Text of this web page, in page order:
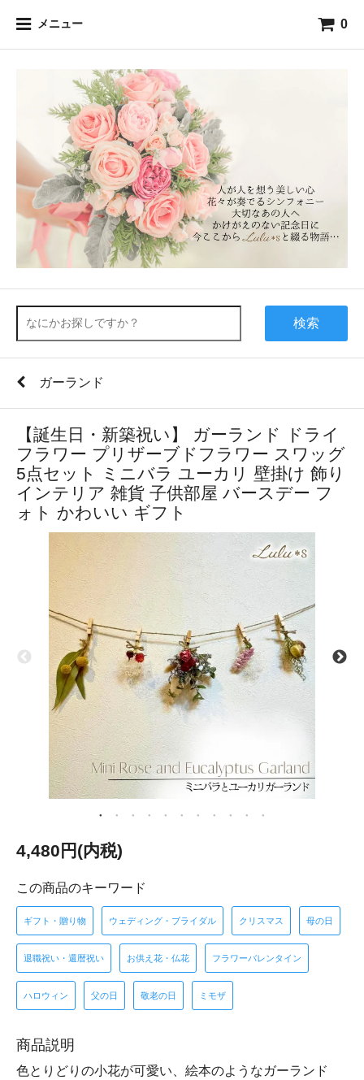
メニュー 0
検索
ガーランド
【誕生日・新築祝い】 ガーランド ドライ
フラワー プリザーブドフラワー スワッグ
5点セット ミニバラ ユーカリ 壁掛け 飾り
インテリア 雑貨 子供部屋 バースデー フ
ォト かわいい ギフト
4,480円(内税)
この商品のキーワード
ギフト・贈り物 ウェディング・ブライダル クリスマス 母の日
退職祝い・還暦祝い お供え花・仏花 フラワーバレンタイン
ハロウィン 父の日 敬老の日 ミモザ
商品説明
色とりどりの小花が可愛い、絵本のようなガーランド